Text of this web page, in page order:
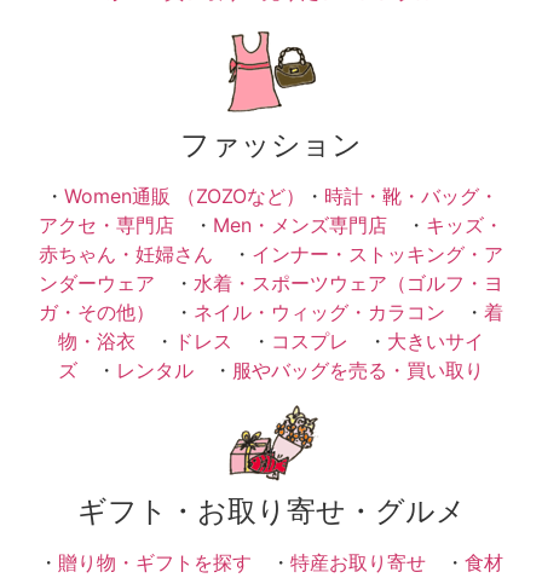
ファッション
・ Women通販 （ZOZOなど） ・ 時計・靴・バッグ・
アクセ・専門店 ・ Men・メンズ専門店 ・ キッズ・
赤ちゃん・妊婦さん ・ インナー・ストッキング・ア
ンダーウェア ・ 水着・スポーツウェア（ゴルフ・ヨ
ガ・その他）
・ ネイル・ウィッグ・カラコン ・ 着
物・浴衣 ・ ドレス ・ コスプレ ・ 大きいサイ
ズ ・ レンタル ・ 服やバッグを売る・買い取り
ギフト・お取り寄せ・グルメ
・ 贈り物・ギフトを探す ・ 特産お取り寄せ ・ 食材